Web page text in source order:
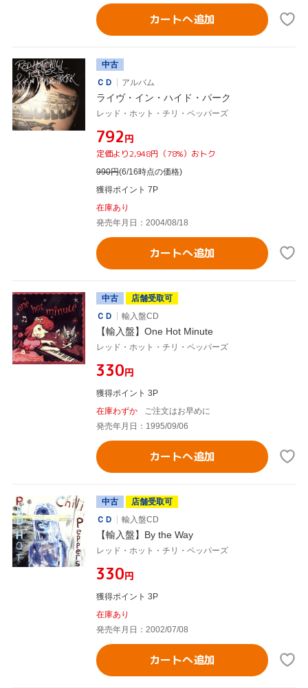
カートへ追加
中古
ＣＤ
アルバム
ライヴ・イン・ハイド・パーク
レッド・ホット・チリ・ペッパーズ
¥792円
定価より2,948円（78%）おトク
990円(6/16時点の価格)
獲得ポイント 7P
在庫あり
発売年月日：2004/08/18
カートへ追加
中古
店舗受取可
ＣＤ
輸入盤CD
【輸入盤】One Hot Minute
レッド・ホット・チリ・ペッパーズ
¥330円
獲得ポイント 3P
在庫わずか
ご注文はお早めに
発売年月日：1995/09/06
カートへ追加
中古
店舗受取可
ＣＤ
輸入盤CD
【輸入盤】By the Way
レッド・ホット・チリ・ペッパーズ
¥330円
獲得ポイント 3P
在庫あり
発売年月日：2002/07/08
カートへ追加